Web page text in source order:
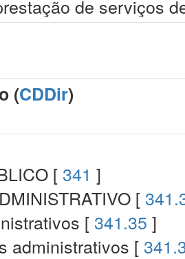
de serviços
(CDDir)
[ 341 ]
[
[ 341.35 ]
administrativos [